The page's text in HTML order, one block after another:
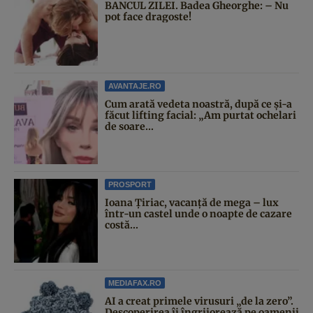
BANCUL ZILEI. Badea Gheorghe: – Nu
pot face dragoste!
AVANTAJE.RO
Cum arată vedeta noastră, după ce și-a
făcut lifting facial: „Am purtat ochelari
de soare...
PROSPORT
Ioana Țiriac, vacanță de mega – lux
într-un castel unde o noapte de cazare
costă...
MEDIAFAX.RO
AI a creat primele virusuri „de la zero”.